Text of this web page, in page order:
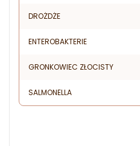
DROŻDŻE
ENTEROBAKTERIE
GRONKOWIEC ZŁOCISTY
SALMONELLA